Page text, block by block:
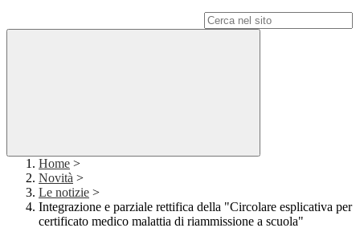
Home >
Novità >
Le notizie >
Integrazione e parziale rettifica della "Circolare esplicativa per
certificato medico malattia di riammissione a scuola"